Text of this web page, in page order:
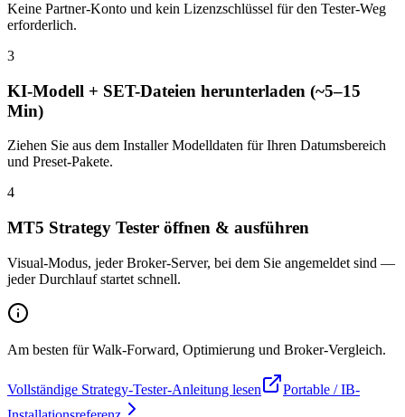
Keine Partner-Konto und kein Lizenzschlüssel für den Tester-Weg
erforderlich.
3
KI-Modell + SET-Dateien herunterladen (~5–15
Min)
Ziehen Sie aus dem Installer Modelldaten für Ihren Datumsbereich
und Preset-Pakete.
4
MT5 Strategy Tester öffnen & ausführen
Visual-Modus, jeder Broker-Server, bei dem Sie angemeldet sind —
jeder Durchlauf startet schnell.
Am besten für Walk-Forward, Optimierung und Broker-Vergleich.
Vollständige Strategy-Tester-Anleitung lesen
Portable / IB-